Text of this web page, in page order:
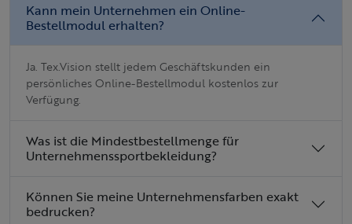
Kann mein Unternehmen ein Online-
Bestellmodul erhalten?
Ja. Tex.Vision stellt jedem Geschäftskunden ein
persönliches Online-Bestellmodul kostenlos zur
Verfügung.
Was ist die Mindestbestellmenge für
Unternehmenssportbekleidung?
Können Sie meine Unternehmensfarben exakt
bedrucken?